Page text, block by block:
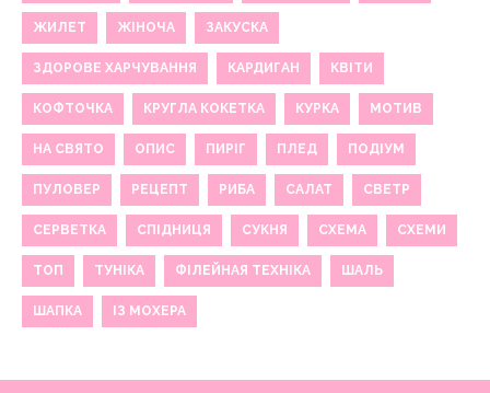
ЖИЛЕТ ЖІНОЧА ЗАКУСКА
ЗДОРОВЕ ХАРЧУВАННЯ КАРДИГАН КВІТИ
КОФТОЧКА КРУГЛА КОКЕТКА КУРКА МОТИВ
НА СВЯТО ОПИС ПИРІГ ПЛЕД ПОДІУМ
ПУЛОВЕР РЕЦЕПТ РИБА САЛАТ СВЕТР
СЕРВЕТКА СПІДНИЦЯ СУКНЯ СХЕМА СХЕМИ
ТОП ТУНІКА ФІЛЕЙНАЯ ТЕХНІКА ШАЛЬ
ШАПКА ІЗ МОХЕРА